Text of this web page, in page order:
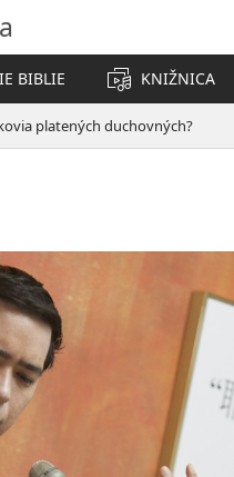
BIBLIE KNIŽNICA
platených duchovných?